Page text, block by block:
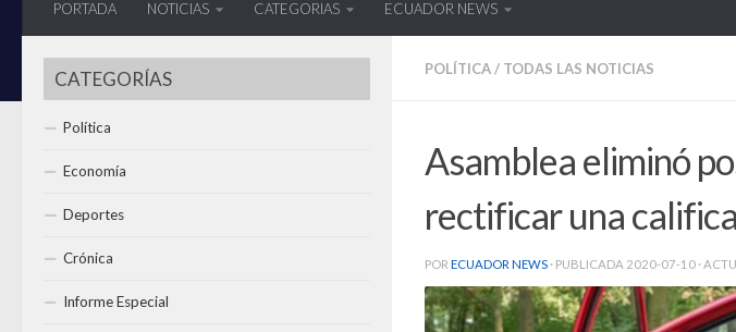
PORTADA NOTICIAS CATEGORIAS ECUADOR NEWS
POLÍTICA/ TODAS LAS NOTICIAS
Asamblea eliminó
rectificar una
POR ECUADOR NEWS · PUBLICADA 2020-07-10 ·
CATEGORÍAS
Política
Economía
Deportes
Crónica
Informe Especial